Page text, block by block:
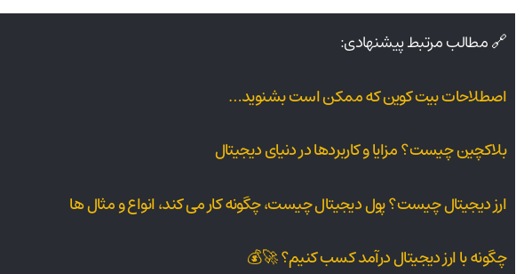
🔗 مطالب مرتبط پیشنهادی:
اصطلاحات بیت کوین که ممکن است بشنوید…
بلاکچین چیست؟ مزایا و کاربردها در دنیای دیجیتال
ارز دیجیتال چیست؟ پول دیجیتال چیست، چگونه کار می کند، انواع و مثال ها
چگونه با ارز دیجیتال درآمد کسب کنیم؟ 🚀💰